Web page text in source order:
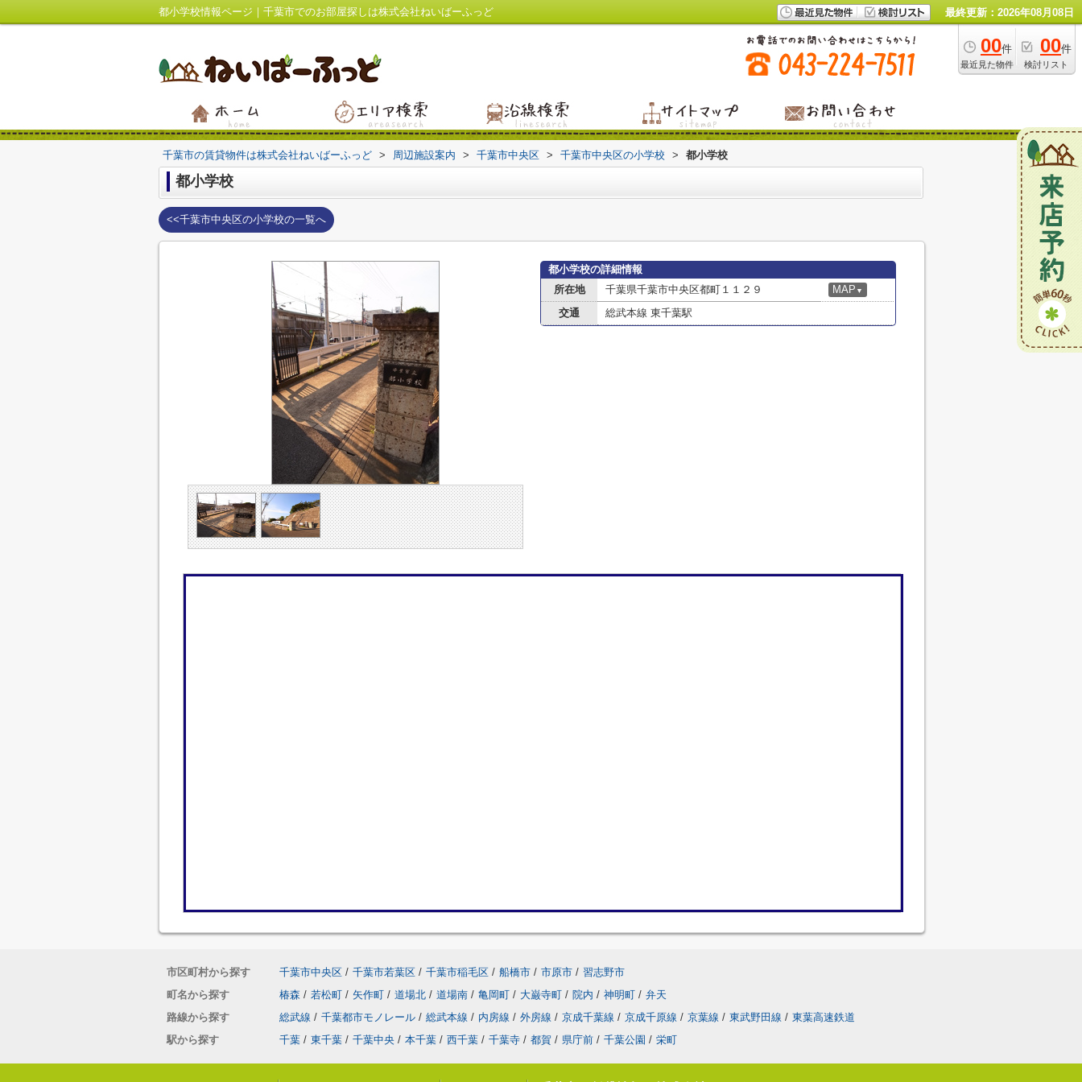
都小学校情報ページ｜千葉市でのお部屋探しは株式会社ねいばーふっど 最終更新：2026年08月08日
00件
最近見た物件
00件
検討リスト
千葉市の賃貸物件は株式会社ねいばーふっど > 周辺施設案内 > 千葉市中央区 > 千葉市中央区の小学校 > 都小学校
都小学校
<<千葉市中央区の小学校の一覧へ
都小学校の詳細情報
所在地
千葉県千葉市中央区都町１１２９ MAP ▼
交通 総武本線 東千葉駅
市区町村から探す 千葉市中央区 / 千葉市若葉区 / 千葉市稲毛区 / 船橋市 / 市原市 / 習志野市
町名から探す
椿森 / 若松町 / 矢作町 / 道場北 / 道場南 / 亀岡町 / 大巌寺町 / 院内 / 神明町 / 弁天
路線から探す
総武線 / 千葉都市モノレール / 総武本線 / 内房線 / 外房線 / 京成千葉線 / 京成千原線 / 京葉線 / 東武野田線 / 東葉高速鉄道
駅から探す
千葉 / 東千葉 / 千葉中央 / 本千葉 / 西千葉 / 千葉寺 / 都賀 / 県庁前 / 千葉公園 / 栄町